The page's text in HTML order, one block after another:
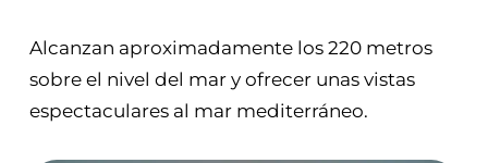
Alcanzan aproximadamente los 220 metros
sobre el nivel del mar y ofrecer unas vistas
espectaculares al mar mediterráneo.